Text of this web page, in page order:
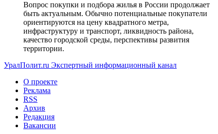
Вопрос покупки и подбора жилья в России продолжает
быть актуальным. Обычно потенциальные покупатели
ориентируются на цену квадратного метра,
инфраструктуру и транспорт, ликвидность района,
качество городской среды, перспективы развития
территории.
УралПолит.ru Экспертный информационный канал
О проекте
Реклама
RSS
Архив
Редакция
Вакансии